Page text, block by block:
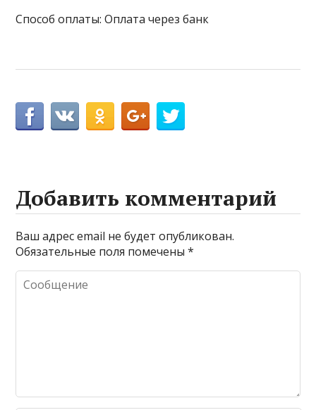
Способ оплаты: Оплата через банк
Добавить комментарий
Ваш адрес email не будет опубликован.
Обязательные поля помечены*